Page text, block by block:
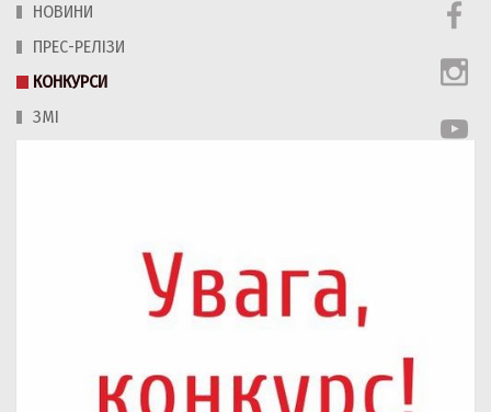
НОВИНИ
ПРЕС-РЕЛІЗИ
КОНКУРСИ
ЗМІ